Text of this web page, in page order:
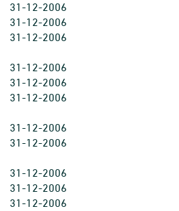
31-12-2006
31-12-2006
31-12-2006
31-12-2006
31-12-2006
31-12-2006
31-12-2006
31-12-2006
31-12-2006
31-12-2006
31-12-2006